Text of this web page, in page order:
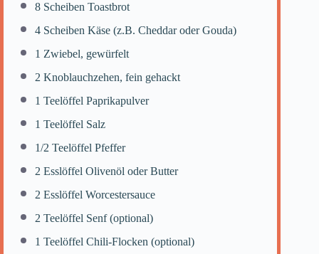
8 Scheiben Toastbrot
4 Scheiben Käse (z.B. Cheddar oder Gouda)
1 Zwiebel, gewürfelt
2 Knoblauchzehen, fein gehackt
1 Teelöffel Paprikapulver
1 Teelöffel Salz
1/2 Teelöffel Pfeffer
2 Esslöffel Olivenöl oder Butter
2 Esslöffel Worcestersauce
2 Teelöffel Senf (optional)
1 Teelöffel Chili-Flocken (optional)